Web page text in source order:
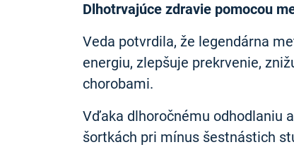
Dlhotrvajúce zdravie pomocou
Veda potvrdila, že legendárna
energiu, zlepšuje prekrvenie,
chorobami.
Vďaka dlhoročnému odhodlaniu
šortkách pri mínus šestnástich